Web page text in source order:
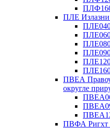
ПЛЕ Излазни
ПВЕА
округле
ПВФА Ригхт